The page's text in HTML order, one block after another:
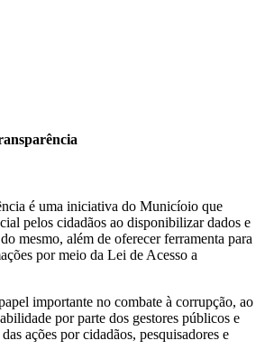
é uma iniciativa do Municíoio que
pelos cidadãos ao disponibilizar dados e
mesmo, além de oferecer ferramenta para
por meio da Lei de Acesso a
importante no combate à corrupção, ao
por parte dos gestores públicos e
ações por cidadãos, pesquisadores e